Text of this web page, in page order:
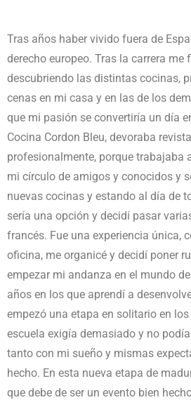
Tras años haber vivido fuera de
derecho europeo. Tras la carrera
descubriendo las distintas cocinas,
cenas en mi casa y en las de los
que mi pasión se convertiría un día
Cocina Cordon Bleu, devoraba
profesionalmente, porque trabajaba
mi círculo de amigos y conocidos y
nuevas cocinas y estando al día de
sería una opción y decidí pasar
francés. Fue una experiencia única,
oficina, me organicé y decidí poner
empezar mi andanza en el mundo
años en los que aprendí a
empezó una etapa en solitario en
escuela exigía demasiado y no
tanto con mi sueño y mismas
hecho. En esta nueva etapa de
que debe de ser un evento bien